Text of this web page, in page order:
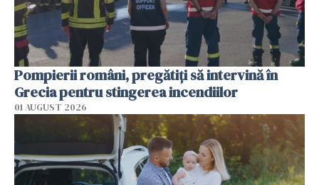
Pompierii români, pregătiţi să intervină în
Grecia pentru stingerea incendiilor
01 AUGUST 2026